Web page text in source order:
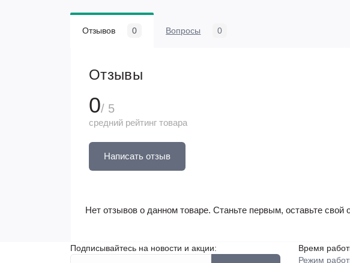
Отзывов 0 Вопросы 0
Отзывы
0/ 5
средний рейтинг товара
Написать отзыв
Нет отзывов о данном товаре. Станьте первым, оставьте свой
Подписывайтесь на новости и акции:
Время
Режим